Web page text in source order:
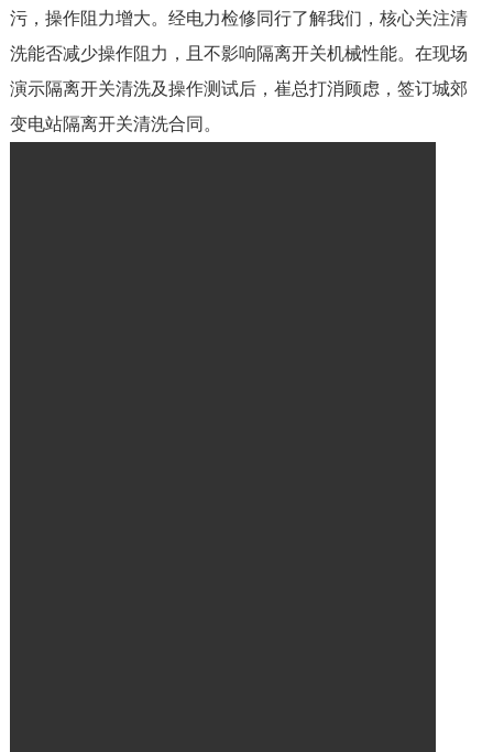
污，操作阻力增大。经电力检修同行了解我们，核心关注清
洗能否减少操作阻力，且不影响隔离开关机械性能。在现场
演示隔离开关清洗及操作测试后，崔总打消顾虑，签订城郊
变电站隔离开关清洗合同。